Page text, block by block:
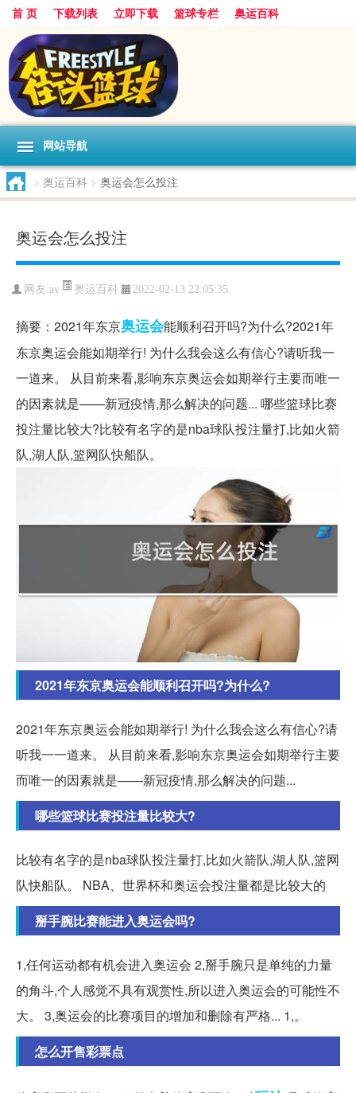
首 页 下载列表 立即下载 篮球专栏 奥运百科
网站导航
> 奥运百科 > 奥运会怎么投注
奥运会怎么投注
网友:ay 奥运百科 2022-02-13 22:05:35
摘要：2021年东京奥运会能顺利召开吗?为什么?2021年
东京奥运会能如期举行! 为什么我会这么有信心?请听我一
一道来。 从目前来看,影响东京奥运会如期举行主要而唯一
的因素就是——新冠疫情,那么解决的问题... 哪些篮球比赛
投注量比较大?比较有名字的是nba球队投注量打,比如火箭
队,湖人队,篮网队快船队。
2021年东京奥运会能顺利召开吗?为什么?
2021年东京奥运会能如期举行! 为什么我会这么有信心?请
听我一一道来。 从目前来看,影响东京奥运会如期举行主要
而唯一的因素就是——新冠疫情,那么解决的问题...
哪些篮球比赛投注量比较大?
比较有名字的是nba球队投注量打,比如火箭队,湖人队,篮网
队快船队。 NBA、世界杯和奥运会投注量都是比较大的
掰手腕比赛能进入奥运会吗?
1,任何运动都有机会进入奥运会 2,掰手腕只是单纯的力量
的角斗,个人感觉不具有观赏性,所以进入奥运会的可能性不
大。 3,奥运会的比赛项目的增加和删除有严格... 1,。
怎么开售彩票点